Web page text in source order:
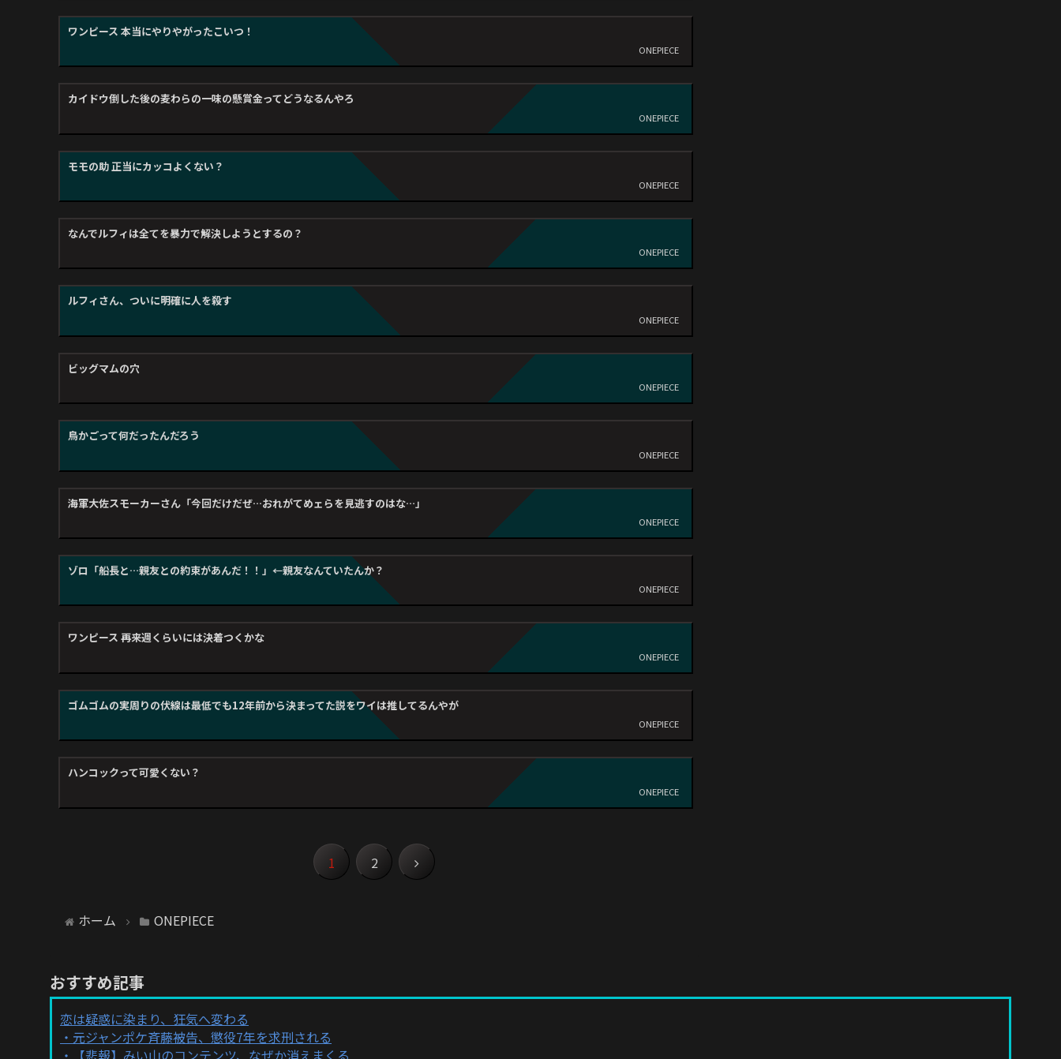
ワンピース 本当にやりやがったこいつ！
ONEPIECE
カイドウ倒した後の麦わらの一味の懸賞金ってどうなるんやろ
ONEPIECE
モモの助 正当にカッコよくない？
ONEPIECE
なんでルフィは全てを暴力で解決しようとするの？
ONEPIECE
ルフィさん、ついに明確に人を殺す
ONEPIECE
ビッグマムの穴
ONEPIECE
鳥かごって何だったんだろう
ONEPIECE
海軍大佐スモーカーさん「今回だけだぜ…おれがてめェらを見逃すのはな…」
ONEPIECE
ゾロ「船長と…親友との約束があんだ！！」←親友なんていたんか？
ONEPIECE
ワンピース 再来週くらいには決着つくかな
ONEPIECE
ゴムゴムの実周りの伏線は最低でも12年前から決まってた説をワイは推してるんやが
ONEPIECE
ハンコックって可愛くない？
ONEPIECE
1 2
ホーム ONEPIECE
おすすめ記事
恋は疑惑に染まり、狂気へ変わる
元ジャンポケ斉藤被告、懲役7年を求刑される
【悲報】みい山のコンテンツ、なぜか消えまくる